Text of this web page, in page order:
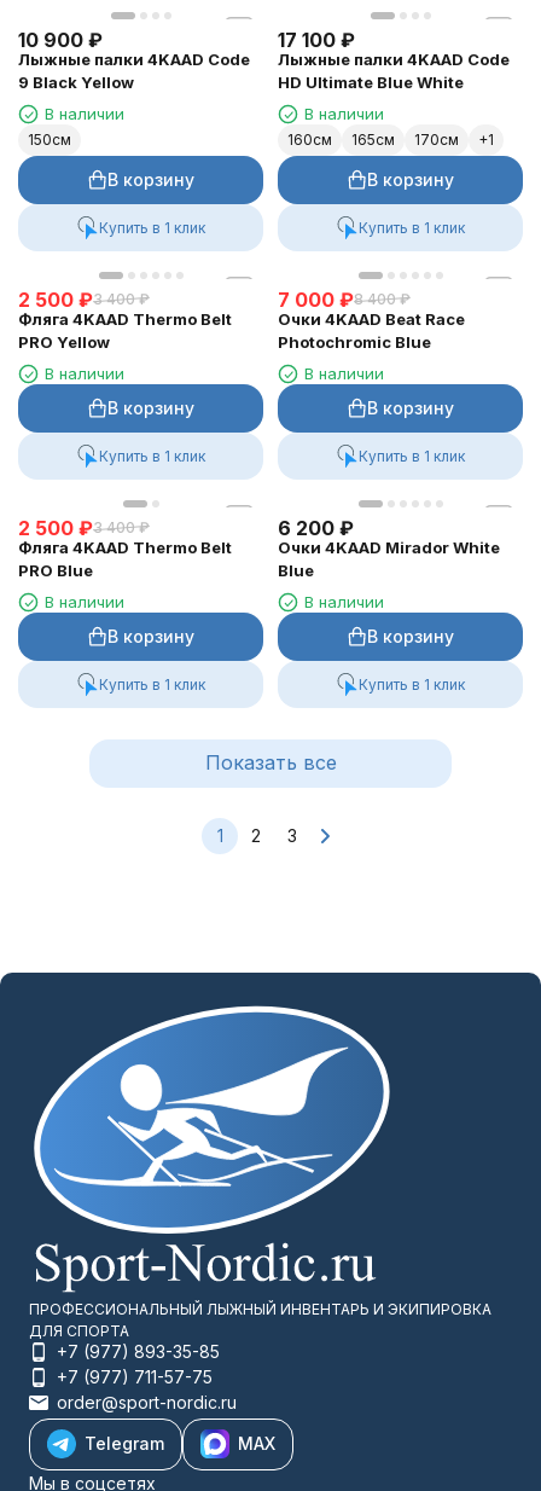
10 900 ₽
Лыжные палки 4KAAD Code
9 Black Yellow
В наличии
150см
В корзину
Купить в 1 клик
17 100 ₽
Лыжные палки 4KAAD Code
HD Ultimate Blue White
В наличии
160см 165см 170см
В корзину
Купить в 1 клик
2 500 ₽3 400 ₽
Фляга 4KAAD Thermo Belt
PRO Yellow
В наличии
В корзину
Купить в 1 клик
7 000 ₽8 400 ₽
Очки 4KAAD Beat Race
Photochromic Blue
В наличии
В корзину
Купить в 1 клик
2 500 ₽3 400 ₽
Фляга 4KAAD Thermo Belt
PRO Blue
В наличии
В корзину
Купить в 1 клик
6 200 ₽
Очки 4KAAD Mirador White
Blue
В наличии
В корзину
Купить в 1 клик
Показать все
1 2 3
ПРОФЕССИОНАЛЬНЫЙ ЛЫЖНЫЙ ИНВЕНТАРЬ И ЭКИПИРОВКА
ДЛЯ СПОРТА
+7 (977) 893-35-85
+7 (977) 711-57-75
order@sport-nordic.ru
Telegram
MAX
Мы в соцсетях